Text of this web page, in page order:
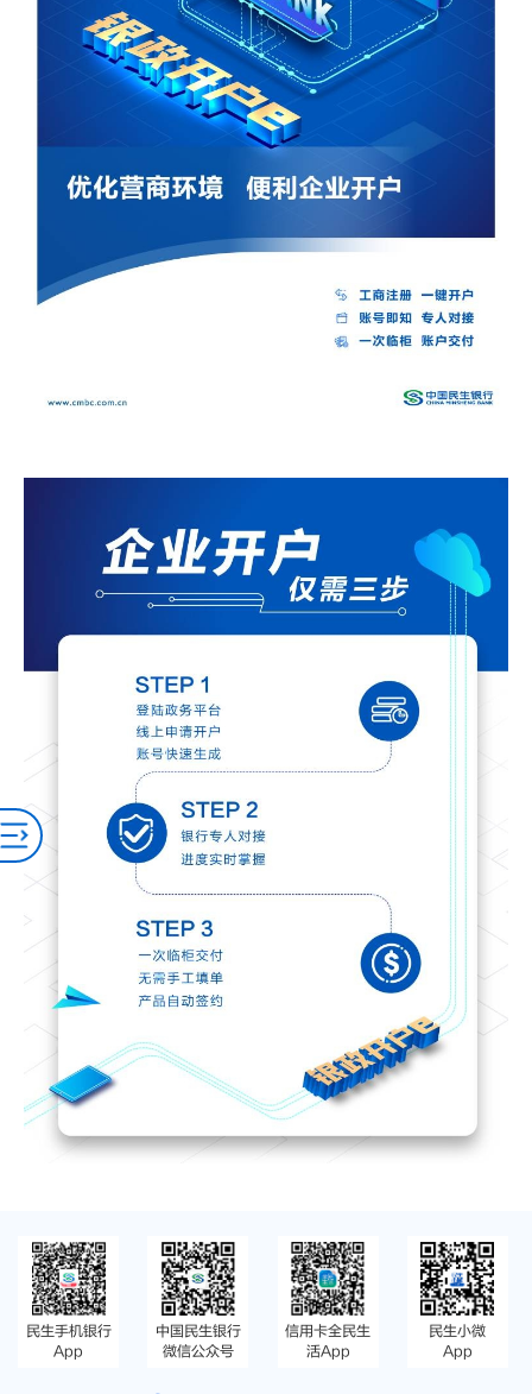
民生手机银行
App
中国民生银行
微信公众号
信用卡全民生
活App
民生小微
App